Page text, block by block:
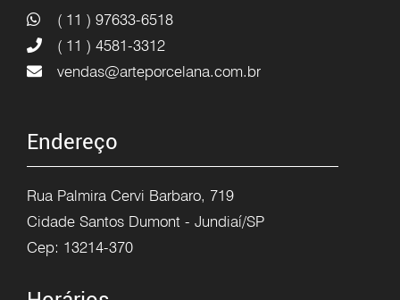
( 11 ) 97633-6518
( 11 ) 4581-3312
vendas@arteporcelana.com.br
Endereço
Rua Palmira Cervi Barbaro, 719
Cidade Santos Dumont - Jundiaí/SP
Cep: 13214-370